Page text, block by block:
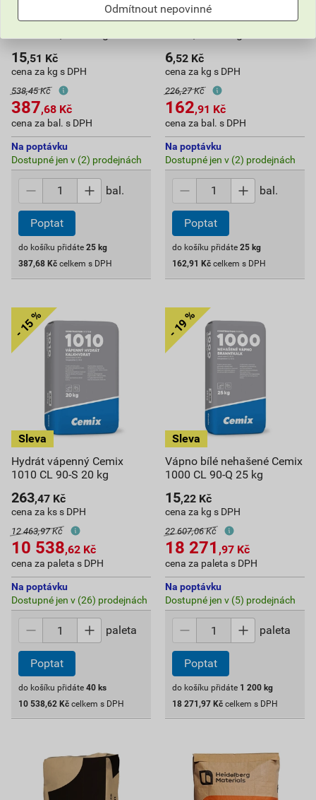
Cement portlandský bílý
Aalborg white D-Carb CEM
15,51 Kč
cena za kg s DPH
538,45 Kč
387,68 Kč
cena za bal. s DPH
Na poptávku
Dostupné jen v (2) prodejnách
bal.
Poptat
do košíku přidáte 25 kg
387,68 Kč celkem s DPH
Cement portlandský
směsný Schwenk CEM II/A-
6,52 Kč
cena za kg s DPH
226,27 Kč
162,91 Kč
cena za bal. s DPH
Na poptávku
Dostupné jen v (2) prodejnách
bal.
Poptat
do košíku přidáte 25 kg
162,91 Kč celkem s DPH
Hydrát vápenný Cemix
1010 CL 90-S 20 kg
263,47 Kč
cena za ks s DPH
12 463,97 Kč
10 538,62 Kč
cena za paleta s DPH
Na poptávku
Dostupné jen v (26) prodejnách
paleta
Poptat
do košíku přidáte 40 ks
10 538,62 Kč celkem s DPH
Vápno bílé nehašené Cemix
1000 CL 90-Q 25 kg
15,22 Kč
cena za kg s DPH
22 607,06 Kč
18 271 ,97 Kč
cena za paleta s DPH
Na poptávku
Dostupné jen v (5) prodejnách
paleta
Poptat
do košíku přidáte 1 200 kg
18 271,97 Kč celkem s DPH
Odmítnout nepovinné